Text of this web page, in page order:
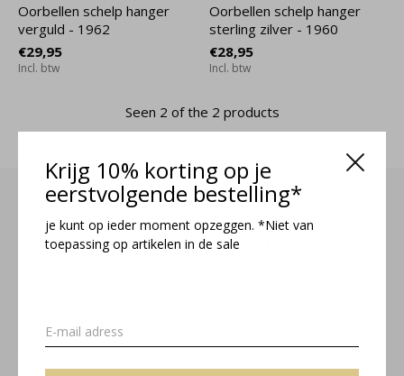
Krijg 10% korting op je
eerstvolgende bestelling*
je kunt op ieder moment opzeggen. *Niet van
toepassing op artikelen in de sale
Oorbellen schelp hanger
verguld - 1962
€29,95
Incl. btw
Oorbellen schelp hanger
sterling zilver - 1960
€28,95
Incl. btw
Seen 2 of the 2 products
Meld je aan voor onze nieuwsbrief